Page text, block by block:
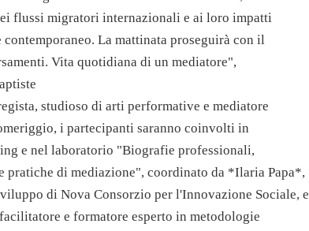
flussi migratori internazionali e ai loro impatti
La mattinata proseguirà con il
Vita quotidiana di un mediatore",
studioso di arti performative e mediatore
i partecipanti saranno coinvolti in
e nel laboratorio "Biografie professionali,
pratiche di mediazione", coordinato da *Ilaria Papa*,
di Nova Consorzio per l'Innovazione Sociale, e
e formatore esperto in metodologie